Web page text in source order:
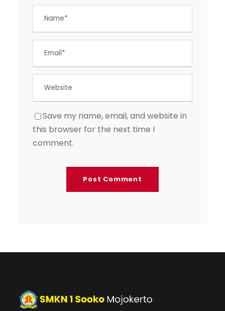
Save my name, email, and website in
this browser for the next time I
comment.